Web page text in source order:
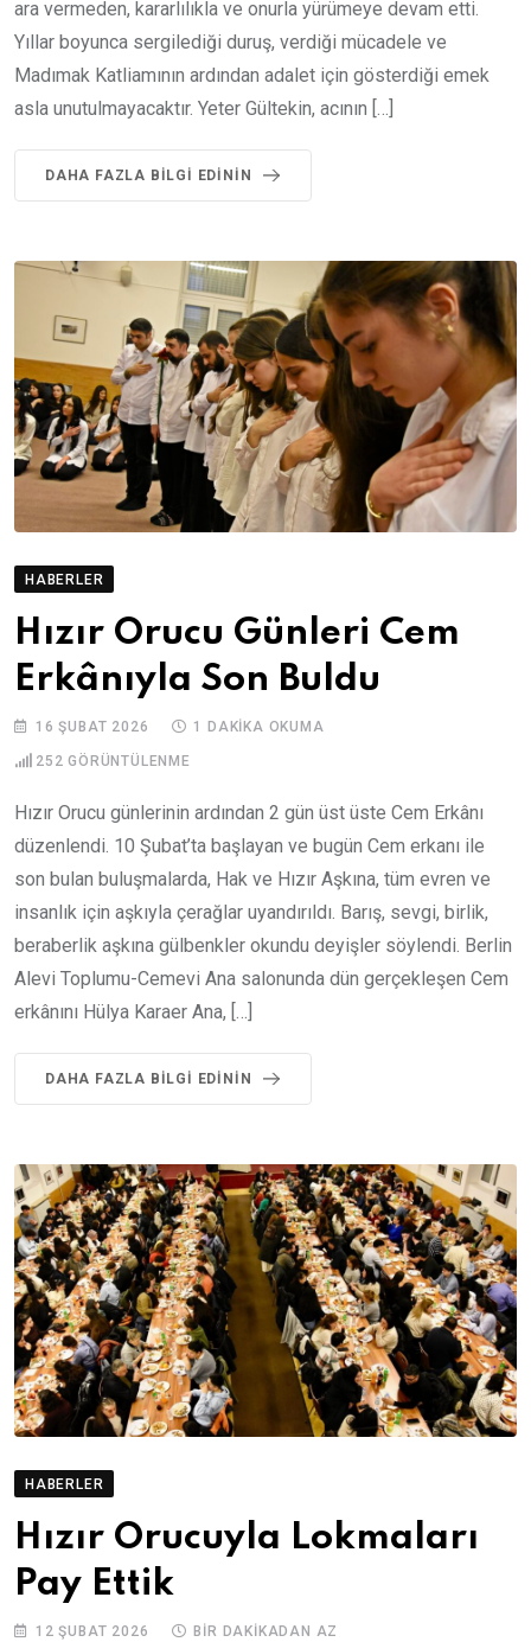
ara vermeden, kararlılıkla ve onurla yürümeye devam etti.
Yıllar boyunca sergilediği duruş, verdiği mücadele ve
Madımak Katliamının ardından adalet için gösterdiği emek
asla unutulmayacaktır. Yeter Gültekin, acının […]
DAHA FAZLA BILGI EDININ
HABERLER
Hızır Orucu Günleri Cem
Erkânıyla Son Buldu
16 ŞUBAT 2026 1 DAKIKA OKUMA
252 GÖRÜNTÜLENME
Hızır Orucu günlerinin ardından 2 gün üst üste Cem Erkânı
düzenlendi. 10 Şubat’ta başlayan ve bugün Cem erkanı ile
son bulan buluşmalarda, Hak ve Hızır Aşkına, tüm evren ve
insanlık için aşkıyla çerağlar uyandırıldı. Barış, sevgi, birlik,
beraberlik aşkına gülbenkler okundu deyişler söylendi. Berlin
Alevi Toplumu-Cemevi Ana salonunda dün gerçekleşen Cem
erkânını Hülya Karaer Ana, […]
DAHA FAZLA BILGI EDININ
HABERLER
Hızır Orucuyla Lokmaları
Pay Ettik
12 ŞUBAT 2026 BIR DAKIKADAN AZ